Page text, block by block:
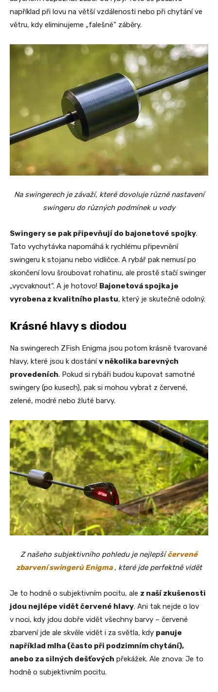
například při lovu na větší vzdálenosti nebo při chytání ve
větru, kdy eliminujeme „falešné“ záběry.
Na swingerech je závaží, které dovoluje různé nastavení
swingeru do různých podmínek u vody
Swingery se pak připevňují do bajonetové spojky.
Tato vychytávka napomáhá k rychlému připevnění
swingeru k stojanu nebo vidličce. A rybář pak nemusí po
skončení lovu šroubovat rohatinu, ale prostě stačí swinger
„vycvaknout“. A je hotovo! Bajonetová spojka je
vyrobena z kvalitního plastu, který je skutečně odolný.
Krásné hlavy s diodou
Na swingerech ZFish Enigma jsou potom krásně tvarované
hlavy, které jsou k dostánív několika barevných
provedeních. Pokud si rybáři budou kupovat samotné
swingery (po kusech), pak si mohou vybrat z červené,
zelené, modré nebo žluté barvy.
Z našeho subjektivního pohledu je nejlepšíčervené
zbarvení swingerů Enigma , které jde perfektně vidět
Je to hodně o subjektivním pocitu, ale z naší zkušenosti
jdou nejlépe vidět červené hlavy. Ani tak nejde o lov
v noci, kdy jdou dobře vidět všechny barvy – červené
zbarvení jde ale skvěle vidět i za světla, kdy panuje
například mlha (často při podzimním chytání),
anebo za silných dešťových překážek. Ale znova: Je to
hodně o subjektivním pocitu.